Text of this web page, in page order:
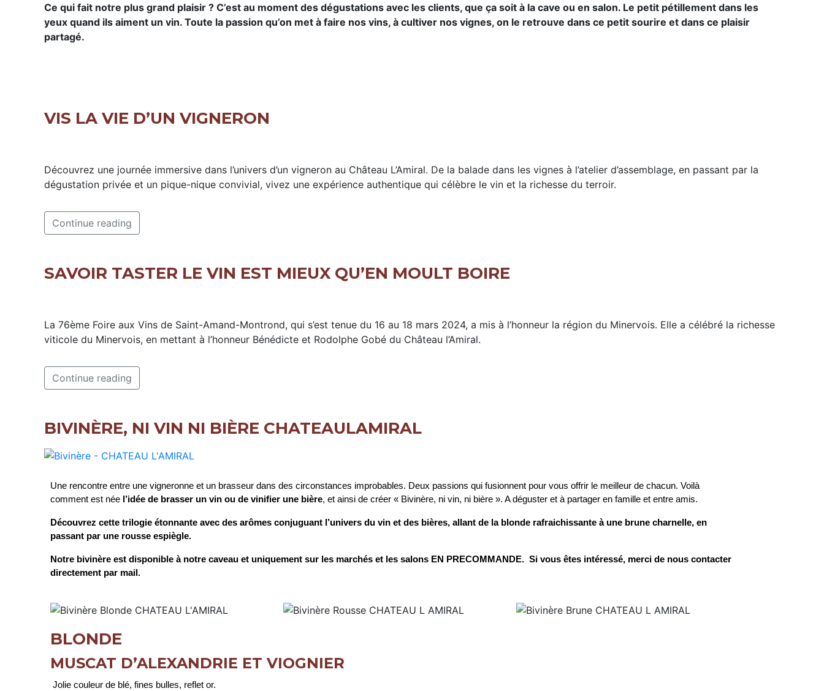
Ce qui fait notre plus grand plaisir ? C’est au moment des dégustations avec les clients, que ça soit à la cave ou en salon. Le petit pétillement dans les
yeux quand ils aiment un vin. Toute la passion qu’on met à faire nos vins, à cultiver nos vignes, on le retrouve dans ce petit sourire et dans ce plaisir
partagé.
VIS LA VIE D’UN VIGNERON
Découvrez une journée immersive dans l’univers d’un vigneron au Château L’Amiral. De la balade dans les vignes à l’atelier d’assemblage, en passant par la
dégustation privée et un pique-nique convivial, vivez une expérience authentique qui célèbre le vin et la richesse du terroir.
Continue reading
SAVOIR TASTER LE VIN EST MIEUX QU’EN MOULT BOIRE
La 76ème Foire aux Vins de Saint-Amand-Montrond, qui s’est tenue du 16 au 18 mars 2024, a mis à l’honneur la région du Minervois. Elle a célébré la richesse
viticole du Minervois, en mettant à l’honneur Bénédicte et Rodolphe Gobé du Château l’Amiral.
Continue reading
BIVINÈRE, NI VIN NI BIÈRE CHATEAULAMIRAL
Une rencontre entre une vigneronne et un brasseur dans des circonstances improbables. Deux passions qui fusionnent pour vous offrir le meilleur de chacun. Voilà
comment est née l’idée de brasser un vin ou de vinifier une bière, et ainsi de créer « Bivinère, ni vin, ni bière ». A déguster et à partager en famille et entre amis.
Découvrez cette trilogie étonnante avec des arômes conjuguant l’univers du vin et des bières, allant de la blonde rafraichissante à une brune charnelle, en
passant par une rousse espiègle.
Notre bivinère est disponible à notre caveau et uniquement sur les marchés et les salons EN PRECOMMANDE. Si vous êtes intéressé, merci de nous contacter
directement par mail.
BLONDE
MUSCAT D’ALEXANDRIE ET VIOGNIER
Jolie couleur de blé, fines bulles, reflet or.